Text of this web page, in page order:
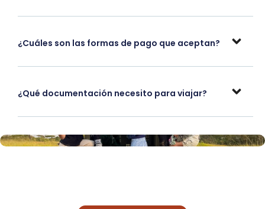
¿Cuáles son las formas de pago que aceptan?
¿Qué documentación necesito para viajar?